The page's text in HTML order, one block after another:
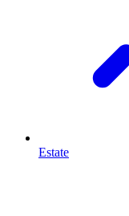
Estate